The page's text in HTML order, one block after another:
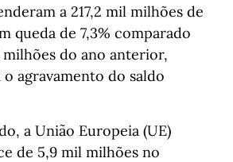
a 217,2 mil milhões de
queda de 7,3% comparado
do ano anterior,
agravamento do saldo
a União Europeia (UE)
de 5,9 mil milhões no